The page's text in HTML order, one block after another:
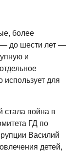
более
— до шести лет —
и
использует для
стала война в
ГД по
Василий
детей,